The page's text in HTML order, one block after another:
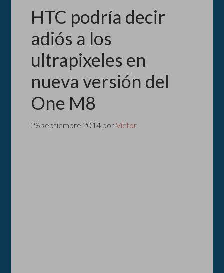
HTC podría decir
adiós a los
ultrapixeles en
nueva versión del
One M8
28 septiembre 2014 porVictor